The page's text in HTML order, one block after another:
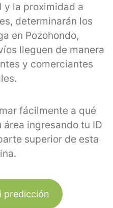
y la proximidad a
determinarán los
en Pozohondo,
lleguen de manera
y comerciantes
fácilmente a qué
área ingresando tu ID
superior de esta
predicción